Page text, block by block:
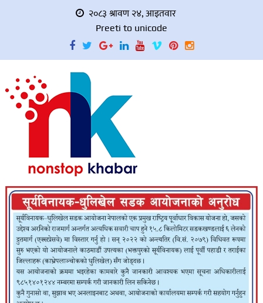
२०८३ श्रावण २४, आइतवार
Preeti to unicode